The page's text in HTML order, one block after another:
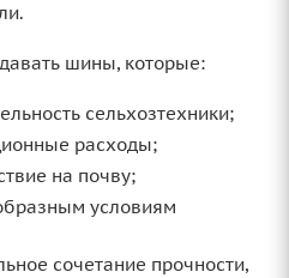
шины, которые:
сельхозтехники;
расходы;
на почву;
условиям
сочетание прочности,